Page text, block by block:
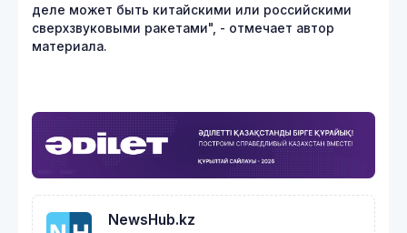
деле может быть китайскими или российскими
сверхзвуковыми ракетами", - отмечает автор
материала.
NewsHub.kz